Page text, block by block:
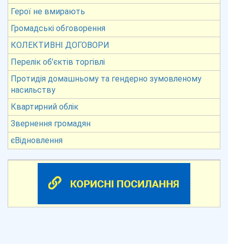
Герої не вмирають
Громадські обговорення
КОЛЕКТИВНІ ДОГОВОРИ
Перелік об’єктів торгівлі
Протидія домашньому та гендерно зумовленому
насильству
Квартирний облік
Звернення громадян
єВідновлення